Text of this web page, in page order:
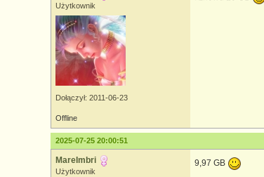
Użytkownik
Dołączył: 2011-06-23
Offline
2025-07-25 20:00:51
MareImbri
Użytkownik
9,97 GB